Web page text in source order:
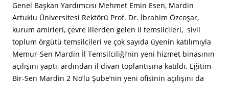
Genel Başkan Yardımcısı Mehmet Emin Esen, Mardin
Artuklu Üniversitesi Rektörü Prof. Dr. İbrahim Özcoşar,
kurum amirleri, çevre illerden gelen il temsilcileri, sivil
toplum örgütü temsilcileri ve çok sayıda üyenin katılımıyla
Memur-Sen Mardin İl Temsilciliği’nin yeni hizmet binasının
açılışını yaptı, ardından il divan toplantısına katıldı. Eğitim-
Bir-Sen Mardin 2 No’lu Şube’nin yeni ofisinin açılışını da